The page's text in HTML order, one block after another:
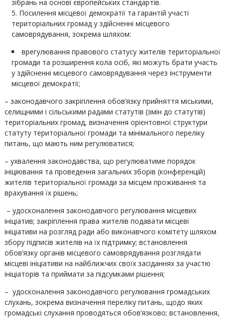
зібрань на основі європейських стандартів.
Посилення місцевої демократії та гарантій участі
територіальних громад у здійсненні місцевого
самоврядування, зокрема шляхом:
врегулювання правового статусу жителів територіальної
громади та розширення кола осіб, які можуть брати участь
у здійсненні місцевого самоврядування через інструменти
місцевої демократії;
– законодавчого закріплення обов’язку прийняття міськими,
селищними і сільськими радами статутів (змін до статутів)
територіальних громад, визначення орієнтовної структури
статуту територіальної громади та мінімального переліку
питань, що мають ним регулюватися;
– ухвалення законодавства, що регулюватиме порядок
ініціювання та проведення загальних зборів (конференцій)
жителів територіальної громади за місцем проживання та
врахування їх рішень;
– удосконалення законодавчого регулювання місцевих
ініціатив; закріплення права жителів подавати місцеві
ініціативи на розгляд ради або виконавчого комітету шляхом
збору підписів жителів на їх підтримку; встановлення
обов’язку органів місцевого самоврядування розглядати
місцеві ініціативи на найближчих своїх засіданнях за участю
ініціаторів та приймати за підсумками рішення;
– удосконалення законодавчого регулювання громадських
слухань, зокрема визначення переліку питань, щодо яких
громадські слухання проводяться обов’язково; встановлення,